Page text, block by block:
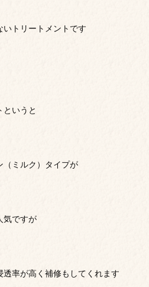
いトリートメントです
というと
（ミルク）タイプが
気ですが
透率が高く補修もしてくれます